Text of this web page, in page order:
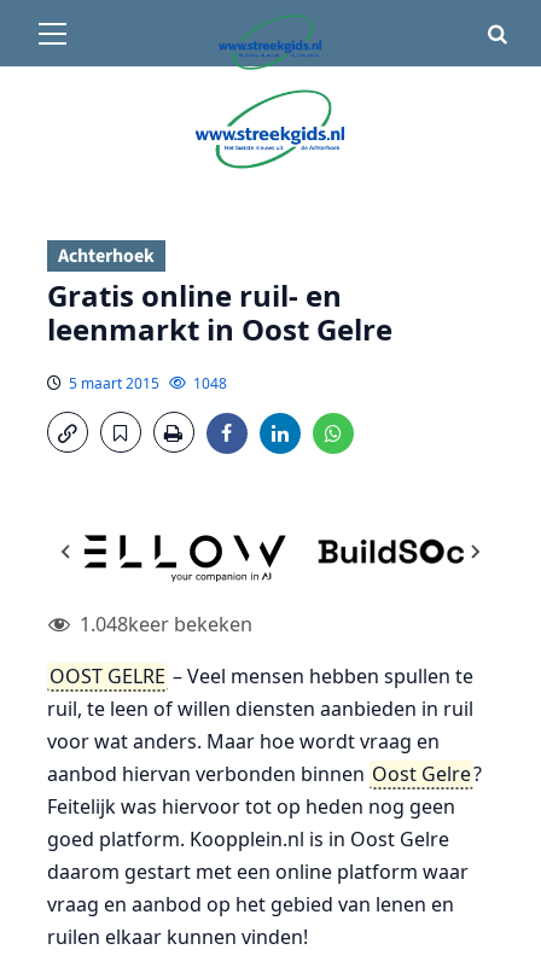
14°C• Vandaag 12° / 20°
menu
Achterhoek
Gratis online ruil- en
leenmarkt in Oost Gelre
5 maart 2015 1048
1.048keer bekeken
OOST GELRE – Veel mensen hebben spullen te
ruil, te leen of willen diensten aanbieden in ruil
voor wat anders. Maar hoe wordt vraag en
aanbod hiervan verbonden binnen Oost Gelre?
Feitelijk was hiervoor tot op heden nog geen
goed platform. Koopplein.nl is in Oost Gelre
daarom gestart met een online platform waar
vraag en aanbod op het gebied van lenen en
ruilen elkaar kunnen vinden!